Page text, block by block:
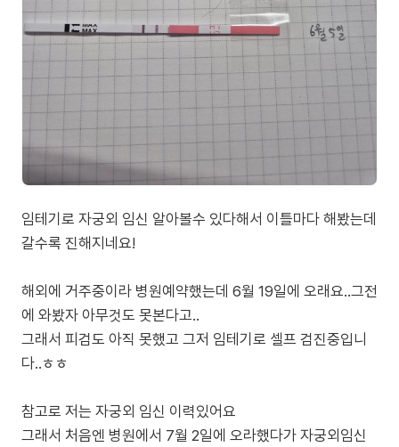
임테기로 자궁외 임신 알아볼수 있다해서 이틀마다 해봤는데
갈수록 진해지네요!
해외에 거주중이라 병원예약했는데 6월 19일에 오래요..그전
에 와봤자 아무것도 못본다고..
그래서 피검도 아직 못했고 그저 임테기로 셀프 검진중입니
다..ㅎㅎ
참고로 저는 자궁외 임신 이력있어요
그래서 처음엔 병원에서 7월 2일에 오라했다가 자궁외임신